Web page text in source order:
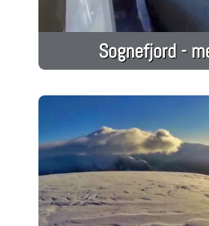
Sognefjord -